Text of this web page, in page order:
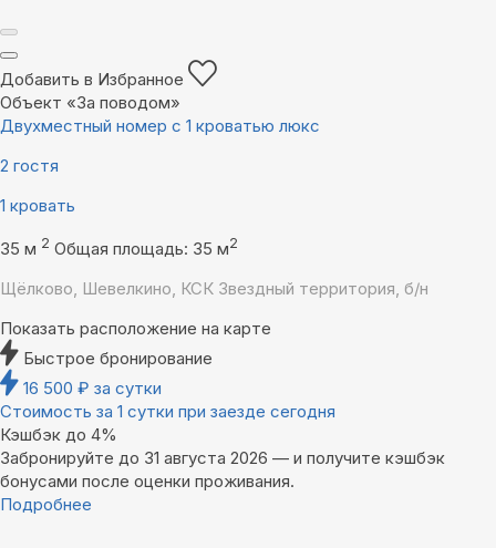
Добавить в Избранное
Объект «За поводом»
Двухместный номер с 1 кроватью люкс
2 гостя
1 кровать
35 м 2 Общая площадь: 35 м2
Щёлково, Шевелкино, КСК Звездный территория, б/н
Показать расположение на карте
Быстрое бронирование
16 500 ₽ за сутки
Стоимость за 1 сутки при заезде сегодня
Кэшбэк до 4%
Забронируйте до 31 августа 2026 — и получите кэшбэк
бонусами после оценки проживания.
Подробнее